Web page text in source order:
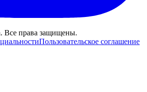
Все права защищены.
Пользовательское соглашение